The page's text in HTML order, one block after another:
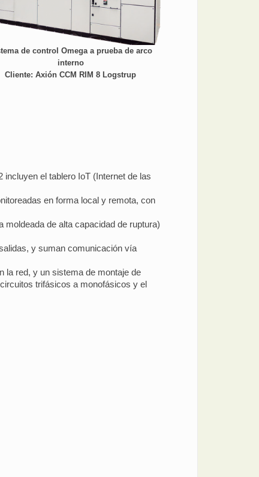
de control Omega a prueba de arco
interno
Cliente: Axión CCM RIM 8 Logstrup
el tablero IoT (Internet de las
en forma local y remota, con
de alta capacidad de ruptura)
y suman comunicación vía
la red, y un sistema de montaje de
trifásicos a monofásicos y el